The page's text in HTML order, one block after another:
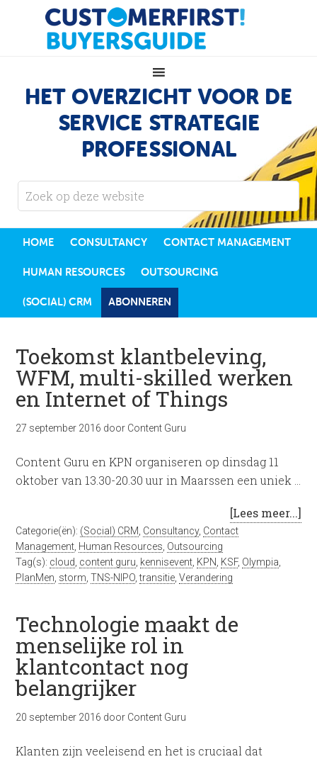
HET OVERZICHT VOOR DE
SERVICE STRATEGIE
PROFESSIONAL
HOME CONSULTANCY CONTACT MANAGEMENT
HUMAN RESOURCES OUTSOURCING
(SOCIAL) CRM ABONNEREN
Toekomst klantbeleving,
WFM, multi-skilled werken
en Internet of Things
27 september 2016 door Content Guru
Content Guru en KPN organiseren op dinsdag 11
oktober van 13.30-20.30 uur in Maarssen een uniek …
[Lees meer...]
Categorie(ën): (Social) CRM Consultancy, Contact
Management Human Resources Outsourcing
Tag(s): cloud content guru kennisevent KPN KSF, Olympia
PlanMen storm ,TNS-NIPO ,transitie ,Verandering
Technologie maakt de
menselijke rol in
klantcontact nog
belangrijker
20 september 2016 door Content Guru
Klanten zijn veeleisend en het is cruciaal dat